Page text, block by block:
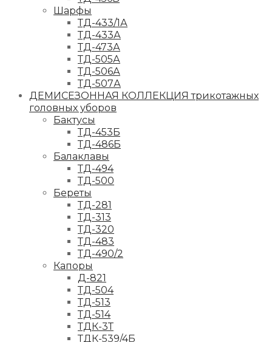
Шарфы
ТД-433/1А
ТД-433А
ТД-473А
ТД-505А
ТД-506А
ТД-507А
ДЕМИСЕЗОННАЯ КОЛЛЕКЦИЯ трикотажных
головных уборов
Бактусы
ТД-453Б
ТД-486Б
Балаклавы
ТД-494
ТД-500
Береты
ТД-281
ТД-313
ТД-320
ТД-483
ТД-490/2
Капоры
Д-821
ТД-504
ТД-513
ТД-514
ТДК-3Т
ТДК-539/4Б